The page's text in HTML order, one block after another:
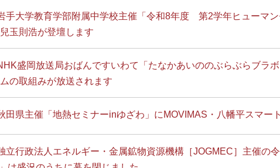
手大学教育学部附属中学校主催「令和8年度 第2学年ヒューマ
玉則浩が登壇します
盛岡放送局おばんですいわて「たなかあいののぶらぶらブラ
の取組みが放送されます
田県主催「地熱セミナーinゆざわ」にMOVIMAS・八幡平スマー
立行政法人エネルギー・金属鉱物資源機構［JOGMEC］主催の